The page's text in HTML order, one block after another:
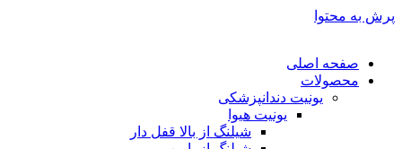
پرش به محتوا
صفحه اصلی
محصولات
یونیت دندانپزشکی
یونیت هیوا
شیلنگ از بالا قفل دار